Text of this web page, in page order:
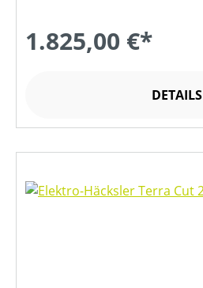
1.825,00 €*
DETAILS